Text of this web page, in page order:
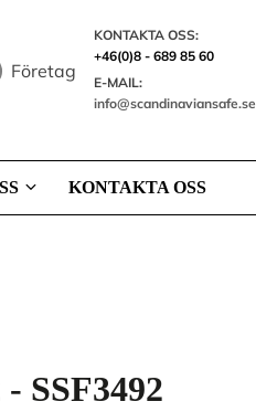
Företag
KONTAKTA OSS:
+46(0)8 - 689 85 60
E-MAIL:
info@scandinaviansafe.se
KONTAKTA OSS
SSF3492